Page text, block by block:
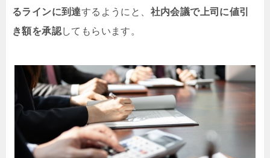
るラインに到達するようにと、 社内会議で上司に値引
き額を承認してもらいます。